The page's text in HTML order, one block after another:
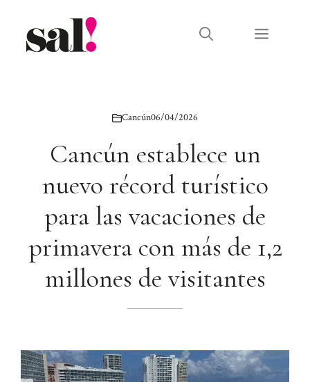
contenido
Menú
Cancún06/04/2026
Cancún establece un
nuevo récord turístico
para las vacaciones de
primavera con más de 1,2
millones de visitantes